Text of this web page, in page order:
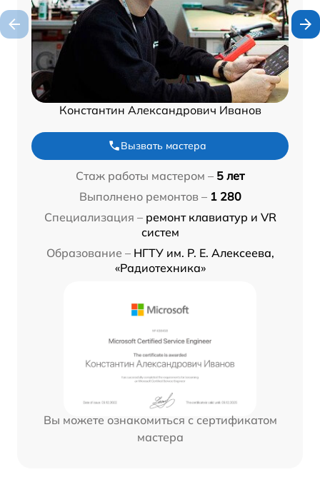
Константин Александрович Иванов
Вызвать мастера
Стаж работы мастером – 5 лет
Выполнено ремонтов – 1 280
Специализация – ремонт клавиатур и VR
систем
Образование – НГТУ им. Р. Е. Алексеева,
«Радиотехника»
Вы можете ознакомиться с сертификатом
мастера